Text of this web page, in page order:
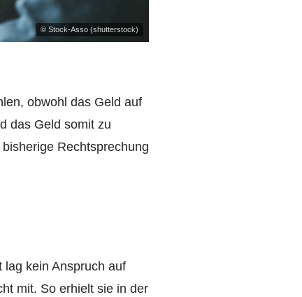
© Stock-Asso (shutterstock)
obwohl das Geld auf
das Geld somit zu
Rechtsprechung
lag kein Anspruch auf
mit. So erhielt sie in der